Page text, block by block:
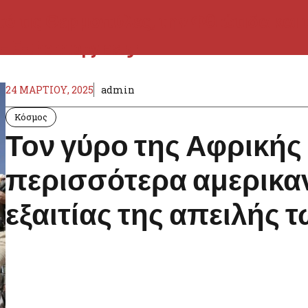
24 ΜΑΡΤΊΟΥ, 2025 admin
Κόσμος
Τον γύρο της
περισσότερα
εξαιτίας της απειλής